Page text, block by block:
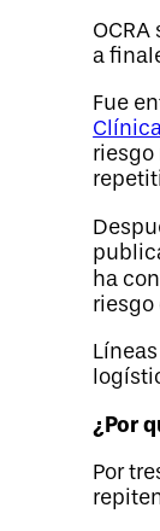
a
Fue
riesgo
ha
riesgo
¿Por
Por